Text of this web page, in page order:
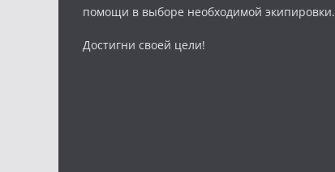
помощи в выборе необходимой экипировки.
Достигни своей цели!